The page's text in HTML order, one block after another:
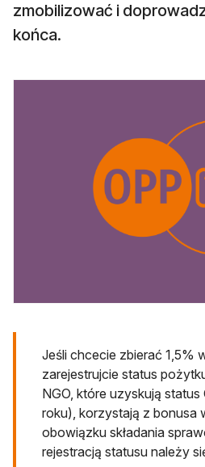
zmobilizować i
końca.
Jeśli chcecie zbierać 1,5%
zarejestrujcie status
NGO, które uzyskują
roku), korzystają z bonusa
obowiązku składania
rejestracją statusu należy